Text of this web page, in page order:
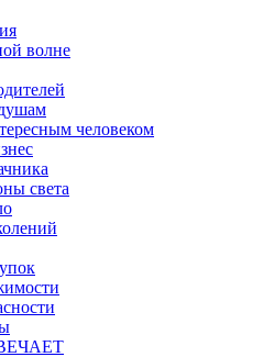
волне
человеком
света